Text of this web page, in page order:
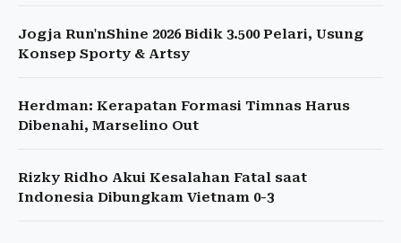
Jogja Run'nShine 2026 Bidik 3.500 Pelari, Usung
Konsep Sporty & Artsy
Herdman: Kerapatan Formasi Timnas Harus
Dibenahi, Marselino Out
Rizky Ridho Akui Kesalahan Fatal saat
Indonesia Dibungkam Vietnam 0-3